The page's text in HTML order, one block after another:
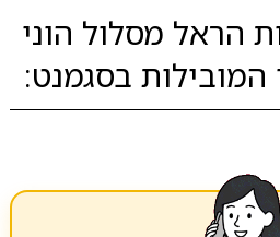
הראל מסלול הוני
בסגמנט: